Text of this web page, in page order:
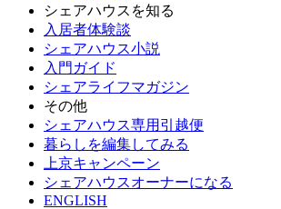
シェアハウスを知る
入居者体験談
シェアハウス小説
入門ガイド
シェアライフマガジン
その他
シェアハウス専用引越便
暮らしを編集してみる
上京キャンペーン
シェアハウスオーナーになる
ENGLISH